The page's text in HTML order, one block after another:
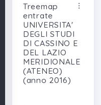
Treemap
entrate
UNIVERSITA'
DEGLI STUDI
DI CASSINO E
DEL LAZIO
MERIDIONALE
(ATENEO)
(anno 2016)